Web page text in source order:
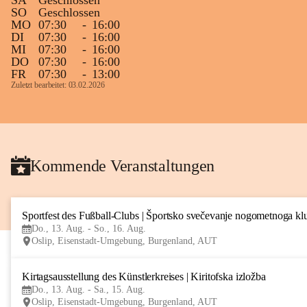
SO
Geschlossen
MO 07:30 - 16:00
DI
07:30 - 16:00
MI
07:30 - 16:00
DO
07:30 - 16:00
FR
07:30 - 13:00
Zuletzt bearbeitet: 03.02.2026
Kommende Veranstaltungen
Sportfest des Fußball-Clubs | Športsko svečevanje nogometnoga
Do., 13. Aug. - So., 16. Aug.
Oslip, Eisenstadt-Umgebung, Burgenland, AUT
Kirtagsausstellung des Künstlerkreises | Kiritofska izložba
Do., 13. Aug. - Sa., 15. Aug.
Oslip, Eisenstadt-Umgebung, Burgenland, AUT